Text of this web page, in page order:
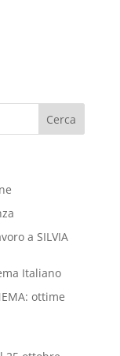
Cerca
a SILVIA
Italiano
ottime